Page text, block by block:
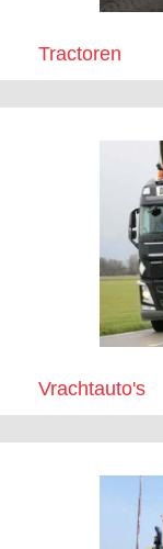
Tractoren
Vrachtauto's